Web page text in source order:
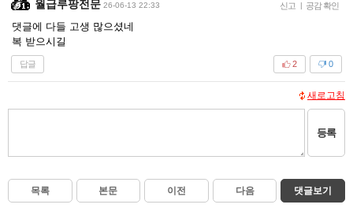
월급루팡전문 26-06-13 22:33 신고 | 공감 확인
댓글에 다들 고생 많으셨네
복 받으시길
답글 0
2
새로고침
등록
목록 본문 이전 다음 댓글보기